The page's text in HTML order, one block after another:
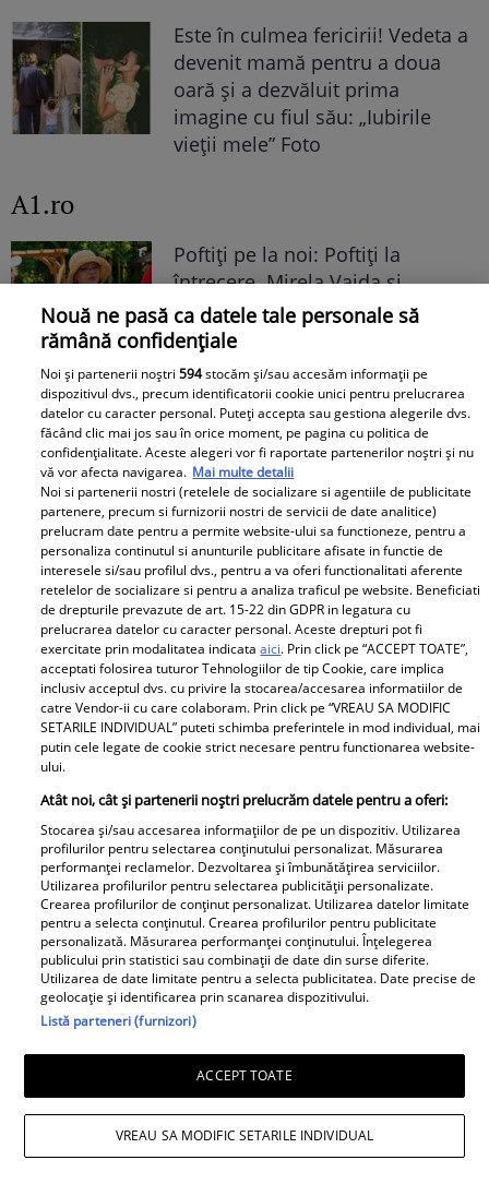
Este în culmea fericirii! Vedeta a
devenit mamă pentru a doua
oară și a dezvăluit prima
imagine cu fiul său: „Iubirile
vieții mele” Foto
A1.ro
Poftiți pe la noi: Poftiți la
întrecere. Mirela Vaida și
Adriana Trandafir, în centrul
atenției după provocarea lui Nea
Mărin
Daniela Nane, dezvăluiri după
Nouă ne pasă ca datele tale personale să
rămână confidențiale
Noi și partenerii noștri594stocăm și/sau accesăm informații pe
dispozitivul dvs., precum identificatorii cookie unici pentru prelucrarea
datelor cu caracter personal. Puteți accepta sau gestiona alegerile dvs.
făcând clic mai jos sau în orice moment, pe pagina cu politica de
confidențialitate. Aceste alegeri vor fi raportate partenerilor noștri și nu
vă vor afecta navigarea. Mai multe detalii
Noi si partenerii nostri (retelele de socializare si agentiile de publicitate
partenere, precum si furnizorii nostri de servicii de date analitice)
prelucram date pentru a permite website-ului sa functioneze, pentru a
personaliza continutul si anunturile publicitare afisate in functie de
interesele si/sau profilul dvs., pentru a va oferi functionalitati aferente
retelelor de socializare si pentru a analiza traficul pe website. Beneficiati
de drepturile prevazute de art. 15-22 din GDPR in legatura cu
prelucrarea datelor cu caracter personal. Aceste drepturi pot fi
exercitate prin modalitatea indicataaici. Prin click pe “ACCEPT TOATE”,
acceptati folosirea tuturor Tehnologiilor de tip Cookie, care implica
inclusiv acceptul dvs. cu privire la stocarea/accesarea informatiilor de
catre Vendor-ii cu care colaboram. Prin click pe “VREAU SA MODIFIC
SETARILE INDIVIDUAL” puteti schimba preferintele in mod individual, mai
putin cele legate de cookie strict necesare pentru functionarea website-
ului.
Atât noi, cât și partenerii noștri prelucrăm datele pentru a oferi:
Stocarea și/sau accesarea informațiilor de pe un dispozitiv. Utilizarea
profilurilor pentru selectarea conținutului personalizat. Măsurarea
performanței reclamelor. Dezvoltarea și îmbunătățirea serviciilor.
Utilizarea profilurilor pentru selectarea publicității personalizate.
Crearea profilurilor de conținut personalizat. Utilizarea datelor limitate
pentru a selecta conținutul. Crearea profilurilor pentru publicitate
personalizată. Măsurarea performanței conținutului. Înțelegerea
publicului prin statistici sau combinații de date din surse diferite.
Utilizarea de date limitate pentru a selecta publicitatea. Date precise de
geolocație și identificarea prin scanarea dispozitivului.
Listă parteneri (furnizori)
ACCEPT TOATE
VREAU SA MODIFIC SETARILE INDIVIDUAL